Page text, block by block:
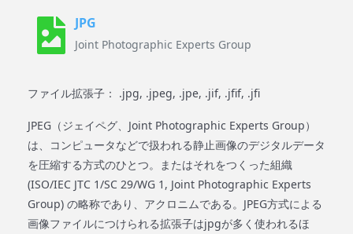
JPG
Joint Photographic Experts Group
ファイル拡張子： .jpg, .jpeg, .jpe, .jif, .jfif, .jfi
JPEG（ジェイペグ、Joint Photographic Experts Group）
は、コンピュータなどで扱われる静止画像のデジタルデータ
を圧縮する方式のひとつ。またはそれをつくった組織
(ISO/IEC JTC 1/SC 29/WG 1, Joint Photographic Experts
Group) の略称であり、アクロニムである。JPEG方式による
画像ファイルにつけられる拡張子はjpgが多く使われるほ